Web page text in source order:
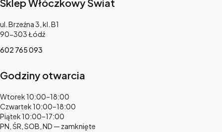
Sklep Włóczkowy Świat
Adres:
ul. Brzeźna 3, kl. B1
90-303 Łódź
602 765 093
Godziny otwarcia
Adres:
Wtorek 10:00–18:00
Czwartek 10:00–18:00
Piątek 10:00–17:00
PN, ŚR, SOB, ND — zamknięte